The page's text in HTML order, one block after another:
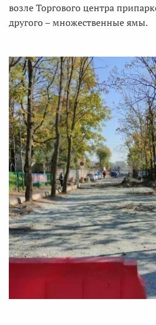
возле Торгового центра
другого – множественные ямы.